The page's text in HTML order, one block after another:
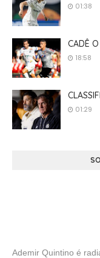
01:38
CADÊ
18:58
01:29
Ademir Quintino é